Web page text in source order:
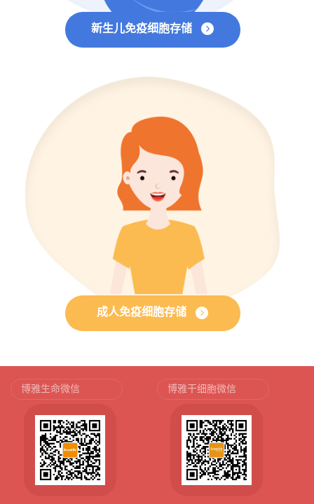
新生儿免疫细胞存储
成人免疫细胞存储
博雅生命微信 博雅干细胞微信